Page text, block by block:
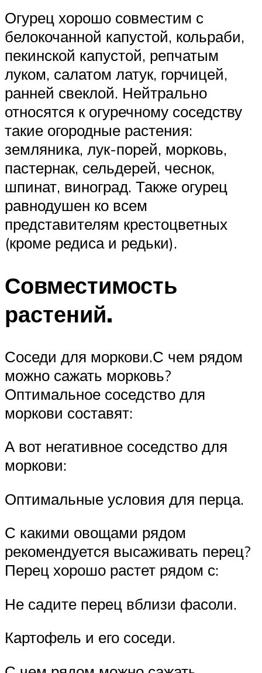
Огурец хорошо совместим с
белокочанной капустой, кольраби,
пекинской капустой, репчатым
луком, салатом латук, горчицей,
ранней свеклой. Нейтрально
относятся к огуречному соседству
такие огородные растения:
земляника, лук-порей, морковь,
пастернак, сельдерей, чеснок,
шпинат, виноград. Также огурец
равнодушен ко всем
представителям крестоцветных
(кроме редиса и редьки).
Совместимость
растений.
Соседи для моркови.С чем рядом
можно сажать морковь?
Оптимальное соседство для
моркови составят:
А вот негативное соседство для
моркови:
Оптимальные условия для перца.
С какими овощами рядом
рекомендуется высаживать перец?
Перец хорошо растет рядом с:
Не садите перец вблизи фасоли.
Картофель и его соседи.